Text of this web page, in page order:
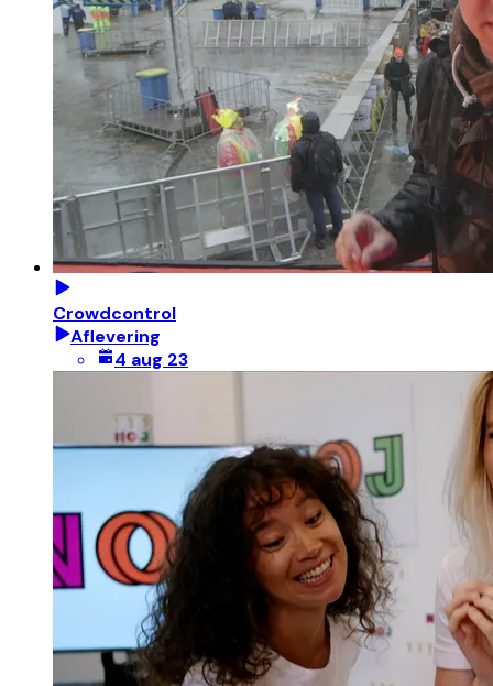
Crowdcontrol
Aflevering
4 aug 23